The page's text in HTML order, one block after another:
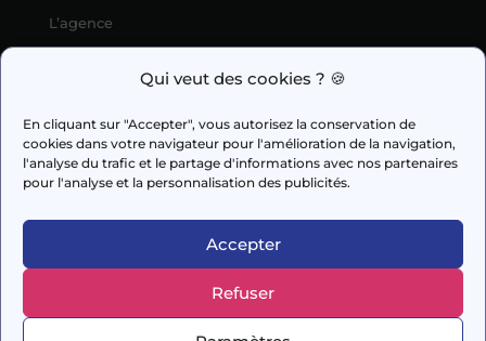
Qui veut des cookies ? 🍪
En cliquant sur "Accepter", vous autorisez la conservation de
cookies dans votre navigateur pour l'amélioration de la navigation,
l'analyse du trafic et le partage d'informations avec nos partenaires
pour l'analyse et la personnalisation des publicités.
Accepter
Refuser
L’agence
  